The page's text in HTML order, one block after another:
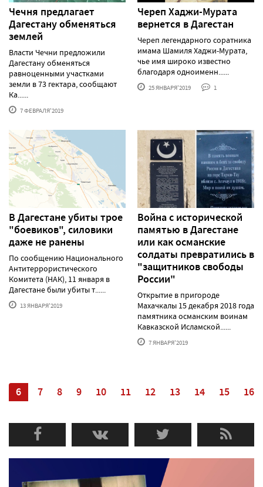
Чечня предлагает
Дагестану обменяться
землей
Власти Чечни предложили
Дагестану обменяться
равноценными участками
земли в 73 гектара, сообщают
Ка......
7 ФЕВРАЛЯ'2019
Череп Хаджи-Мурата
вернется в Дагестан
Череп легендарного соратника
имама Шамиля Хаджи-Мурата,
чье имя широко известно
благодаря одноименн......
25 ЯНВАРЯ'2019 1
В Дагестане убиты трое
"боевиков", силовики
даже не ранены
По сообщению Национального
Антитеррористического
Комитета (НАК), 11 января в
Дагестане были убиты т......
13 ЯНВАРЯ'2019
Война с исторической
памятью в Дагестане
или как османские
солдаты превратились в
"защитников свободы
России"
Открытие в пригороде
Махачкалы 15 декабря 2018 года
памятника османским воинам
Кавказской Исламской......
7 ЯНВАРЯ'2019
6 7 8 9 10 11 12 13 14 15 16